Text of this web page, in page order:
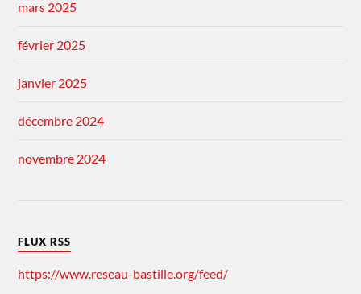
mars 2025
février 2025
janvier 2025
décembre 2024
novembre 2024
FLUX RSS
https://www.reseau-bastille.org/feed/